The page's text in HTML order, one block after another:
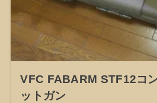
VFC FABARM STF12コ
ットガン